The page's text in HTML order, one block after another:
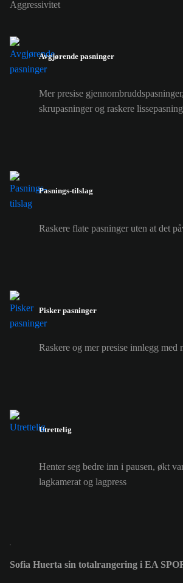
Aggressivitet
Avgjørende pasninger
Mer presise
skrupasninger og raskere
Pasnings-tilslag
Raskere flate pasninger uten at det
Pisker pasninger
Raskere og mer presise innlegg med
Utrettelig
Henter seg bedre inn i pausen, økt
lagkamerat og lagpress
Sofia Huerta sin totalrangering i EA